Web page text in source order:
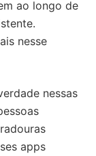
ao longo de
nesse
nessas
apps